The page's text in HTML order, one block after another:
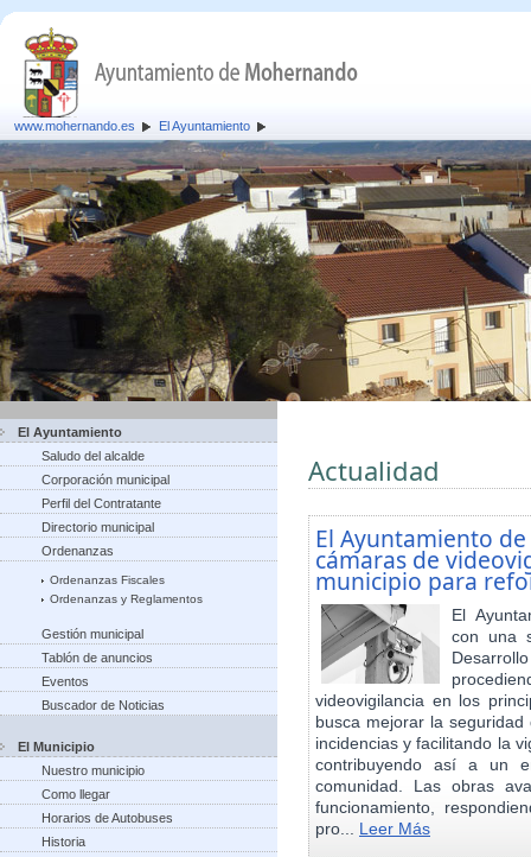
www.mohernando.es El Ayuntamiento
El Ayuntamiento
Saludo del alcalde
Corporación municipal
Perfil del Contratante
Directorio municipal
Ordenanzas
Ordenanzas Fiscales
Ordenanzas y Reglamentos
Gestión municipal
Tablón de anuncios
Eventos
Buscador de Noticias
El Municipio
Nuestro municipio
Como llegar
Horarios de Autobuses
Historia
Actualidad
El Ayuntamiento
cámaras de
municipio para
El
con una
videovigilancia en los
busca mejorar la
incidencias y facilitando la
contribuyendo así a un
comunidad. Las obras
funcionamiento,
pro... Leer Más